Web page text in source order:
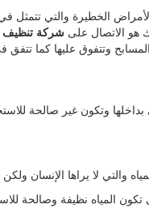
الخطيرة والتي تتمثل
هو الاتصال على شركة تنظيف
وتتفوق عليها كما تتفق
وتكون غير صالحة
والتي لا يراها الإنسان
تكون المياه نظيفة وصالحة